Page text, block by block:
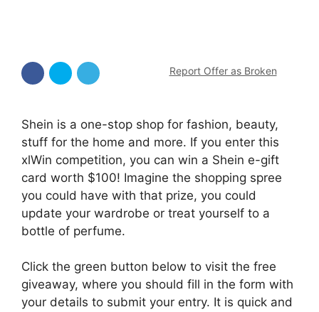
Report Offer as Broken
Shein is a one-stop shop for fashion, beauty,
stuff for the home and more. If you enter this
xlWin competition, you can win a Shein e-gift
card worth $100! Imagine the shopping spree
you could have with that prize, you could
update your wardrobe or treat yourself to a
bottle of perfume.
Click the green button below to visit the free
giveaway, where you should fill in the form with
your details to submit your entry. It is quick and